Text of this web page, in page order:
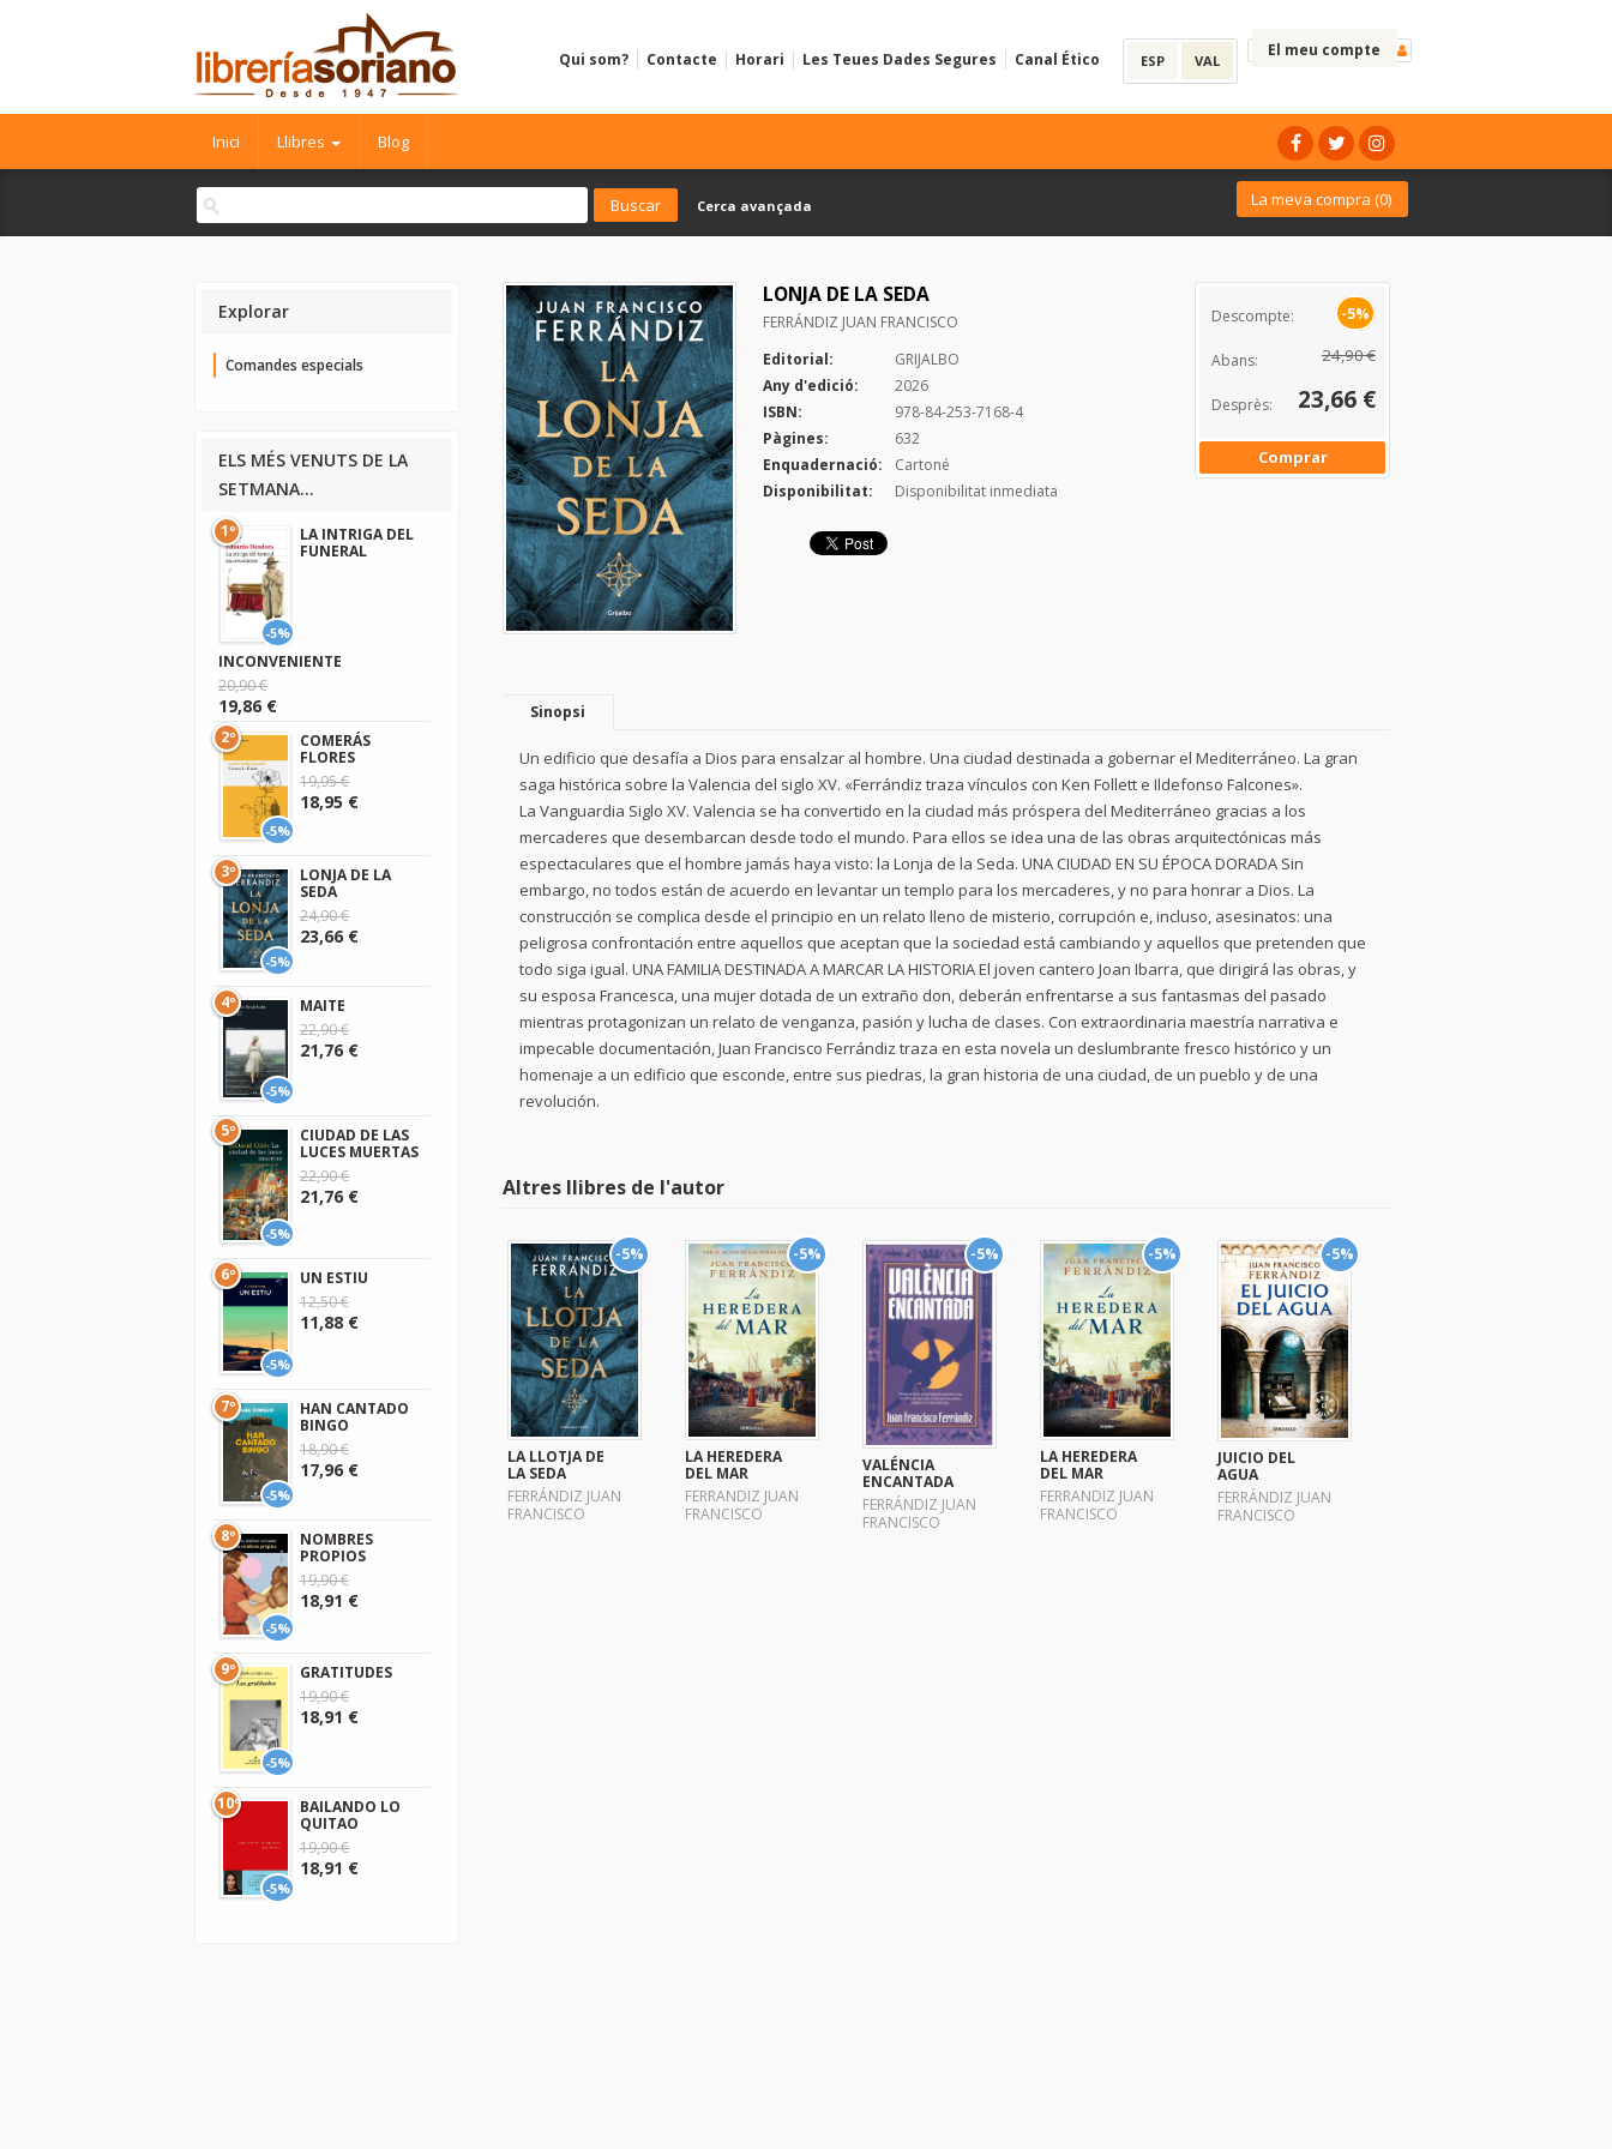
El meu compte
ESP VAL
Qui som? Contacte Horari Les Teues Dades Segures Canal Ético
Inici Llibres Blog
Cerca avançada La meva compra (0)
LONJA DE LA SEDA
FERRÁNDIZ JUAN FRANCISCO
Editorial:
GRIJALBO
Any d'edició:
2026
ISBN:
978-84-253-7168-4
Pàgines:
632
Enquadernació:
Cartoné
Disponibilitat:
Disponibilitat inmediata
Descompte: -5%
Abans: 24,90 €
Desprès: 23,66 €
Comprar
Sinopsi
Un edificio que desafía a Dios para ensalzar al hombre. Una ciudad destinada a gobernar el Mediterráneo. La gran
saga histórica sobre la Valencia del siglo XV. «Ferrándiz traza vínculos con Ken Follett e Ildefonso Falcones».
La Vanguardia Siglo XV. Valencia se ha convertido en la ciudad más próspera del Mediterráneo gracias a los
mercaderes que desembarcan desde todo el mundo. Para ellos se idea una de las obras arquitectónicas más
espectaculares que el hombre jamás haya visto: la Lonja de la Seda. UNA CIUDAD EN SU ÉPOCA DORADA Sin
embargo, no todos están de acuerdo en levantar un templo para los mercaderes, y no para honrar a Dios. La
construcción se complica desde el principio en un relato lleno de misterio, corrupción e, incluso, asesinatos: una
peligrosa confrontación entre aquellos que aceptan que la sociedad está cambiando y aquellos que pretenden que
todo siga igual. UNA FAMILIA DESTINADA A MARCAR LA HISTORIA El joven cantero Joan Ibarra, que dirigirá las obras, y
su esposa Francesca, una mujer dotada de un extraño don, deberán enfrentarse a sus fantasmas del pasado
mientras protagonizan un relato de venganza, pasión y lucha de clases. Con extraordinaria maestría narrativa e
impecable documentación, Juan Francisco Ferrándiz traza en esta novela un deslumbrante fresco histórico y un
homenaje a un edificio que esconde, entre sus piedras, la gran historia de una ciudad, de un pueblo y de una
revolución.
Altres llibres de l'autor
-5%
LA LLOTJA DE
LA SEDA
FERRÁNDIZ JUAN
FRANCISCO
-5%
LA HEREDERA
DEL MAR
FERRANDIZ JUAN
FRANCISCO
-5%
VALÉNCIA
ENCANTADA
FERRÁNDIZ JUAN
FRANCISCO
-5%
LA HEREDERA
DEL MAR
FERRANDIZ JUAN
FRANCISCO
-5%
JUICIO DEL
AGUA
FERRÁNDIZ JUAN
FRANCISCO
Explorar
Comandes especials
ELS MÉS VENUTS DE LA
SETMANA...
-5%
1º
LA INTRIGA DEL
FUNERAL
INCONVENIENTE
20,90 €
19,86 €
-5%
2º
COMERÁS
FLORES
19,95 €
18,95 €
-5%
3º
LONJA DE LA
SEDA
24,90 €
23,66 €
-5%
4º
MAITE
22,90 €
21,76 €
-5%
5º
CIUDAD DE LAS
LUCES MUERTAS
22,90 €
21,76 €
-5%
6º
UN ESTIU
12,50 €
11,88 €
-5%
7º
HAN CANTADO
BINGO
18,90 €
17,96 €
-5%
8º
NOMBRES
PROPIOS
19,90 €
18,91 €
-5%
9º
GRATITUDES
19,90 €
18,91 €
-5%
10º
BAILANDO LO
QUITAO
19,90 €
18,91 €